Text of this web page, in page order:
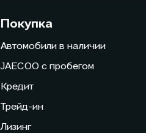
Покупка
Автомобили в наличии
JAECOO с пробегом
Кредит
Трейд-ин
Лизинг